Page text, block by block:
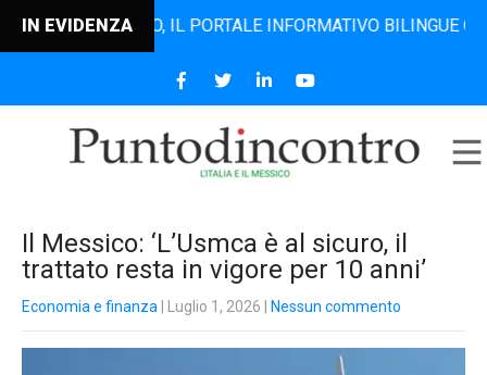
IN EVIDENZAIL PORTALE INFORMATIVO BILINGUE CHE
Il Messico: ‘L’Usmca è al sicuro, il
trattato resta in vigore per 10 anni’
Economia e finanza | Luglio 1, 2026 Nessun commento